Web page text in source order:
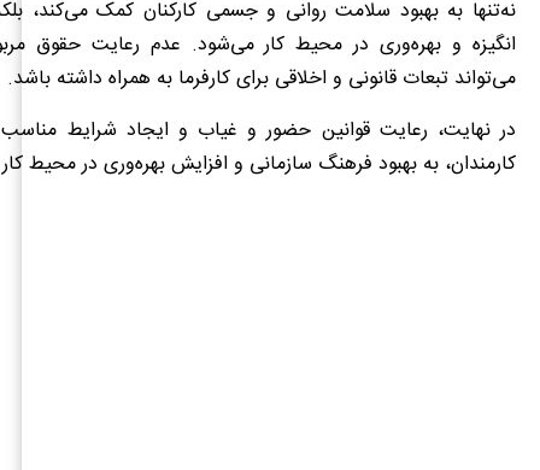
نه‌تنها به بهبود سلامت روانی و جسمی کارکنان کمک می‌کند،
انگیزه و بهره‌وری در محیط کار می‌شود. عدم رعایت حقوق
می‌تواند تبعات قانونی و اخلاقی برای کارفرما به همراه داشته باشد.
در نهایت، رعایت قوانین حضور و غیاب و ایجاد شرایط مناسب
کارمندان، به بهبود فرهنگ سازمانی و افزایش بهره‌وری در محیط